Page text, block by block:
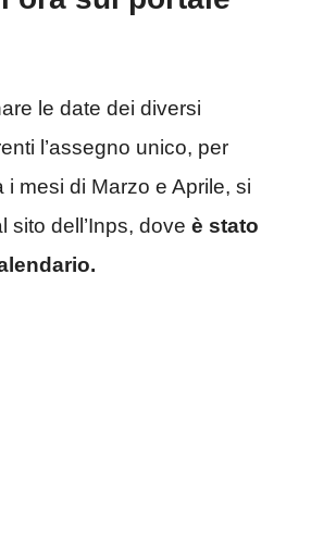
le date dei diversi
l’assegno unico, per
i mesi di Marzo e Aprile, si
sito dell’Inps, dove è stato